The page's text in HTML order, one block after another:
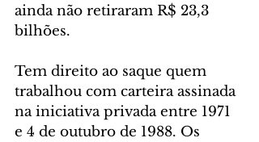
ainda não retiraram R$ 23,3
bilhões.
Tem direito ao saque quem
trabalhou com carteira assinada
na iniciativa privada entre 1971
e 4 de outubro de 1988. Os